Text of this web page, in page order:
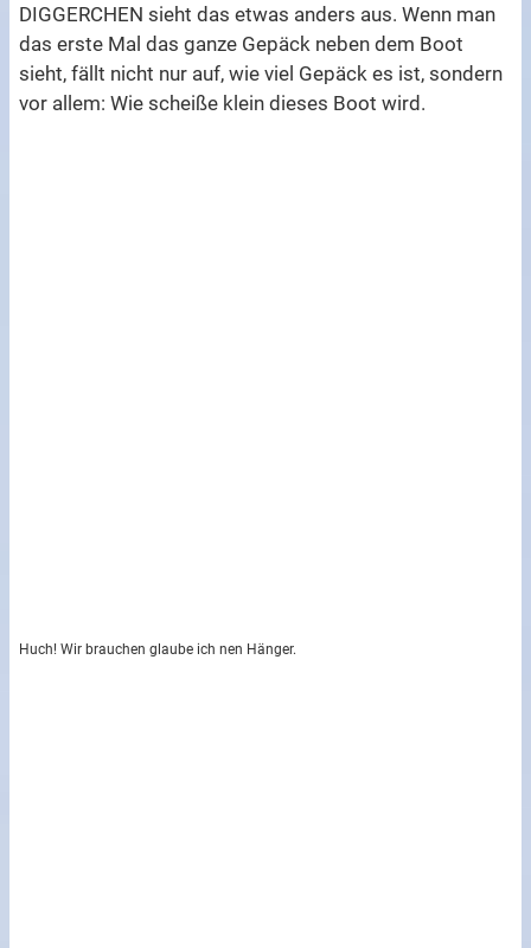
DIGGERCHEN sieht das etwas anders aus. Wenn man
das erste Mal das ganze Gepäck neben dem Boot
sieht, fällt nicht nur auf, wie viel Gepäck es ist, sondern
vor allem: Wie scheiße klein dieses Boot wird.
Huch! Wir brauchen glaube ich nen Hänger.